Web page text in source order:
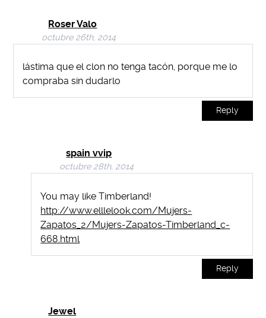
Roser Valo
octubre 26th, 2014
lástima que el clon no tenga tacón, porque me lo
compraba sin dudarlo
Reply
spain vvip
octubre 28th, 2014
You may like Timberland!
http://www.elllelook.com/Mujers-
Zapatos_2/Mujers-Zapatos-Timberland_c-
668.html
Reply
Jewel